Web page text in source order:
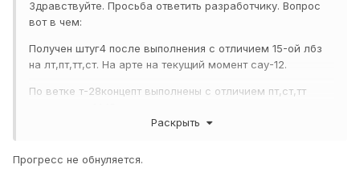
Здравствуйте. Просьба ответить разработчику. Вопрос
вот в чем:
Получен штуг4 после выполнения с отличием 15-ой лбз
на лт,пт,тт,ст. На арте на текущий момент сау-12.
По ветке т-28концепт выполнены с отличием пт,ст,тт
Раскрыть
Прогресс не обнуляется.